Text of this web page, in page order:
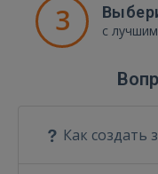
3 с
Как создать